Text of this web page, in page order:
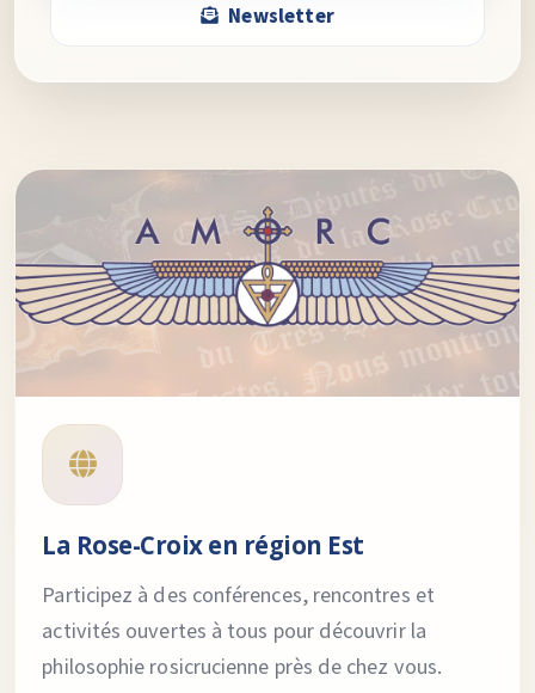
Newsletter
La Rose-Croix en région Est
Participez à des conférences, rencontres et
activités ouvertes à tous pour découvrir la
philosophie rosicrucienne près de chez vous.